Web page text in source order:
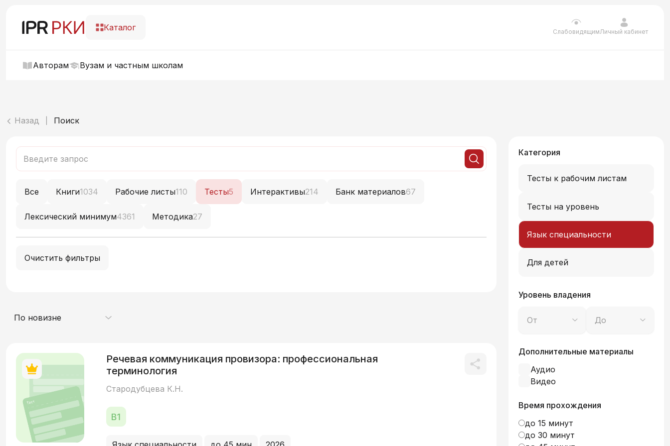
Каталог СлабовидящимЛичный кабинет
Авторам Вузам и частным школам
Назад Поиск
Все Книги1034 Рабочие листы110 Тесты5 Интерактивы214 Банк материалов67
Лексический минимум4361 Методика27
Очистить фильтры
По новизне
Речевая коммуникация провизора: профессиональная
терминология
Стародубцева К.Н.
Категория
Тесты к рабочим листам
Тесты на уровень
Язык специальности
Для детей
Уровень владения
От До
Дополнительные материалы
Аудио
Видео
Время прохождения
до 15 минут
до 30 минут